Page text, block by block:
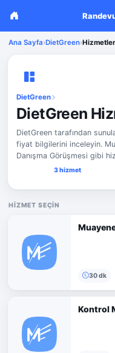
Ana Sayfa›DietGreen›Hizmetler
DietGreen
DietGreen
DietGreen tarafından
fiyat bilgilerini inceleyin.
Danışma Görüşmesi gibi
3 hizmet
HIZMET SEÇIN
30 dk
Kontrol